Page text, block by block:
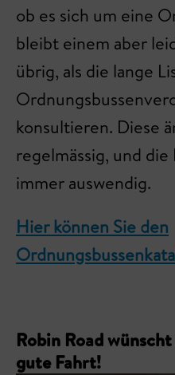
ob es sich um eine
bleibt einem aber
übrig, als die lange
konsultieren. Diese
regelmässig, und
immer auswendig.
Hier können Sie den
Robin Road
gute Fahrt!